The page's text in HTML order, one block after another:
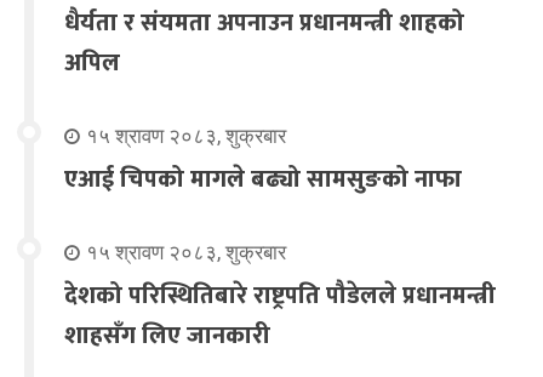
धैर्यता र संयमता अपनाउन प्रधानमन्त्री शाहको
अपिल
१५ श्रावण २०८३, शुक्रबार
एआई चिपको मागले बढ्यो सामसुङको नाफा
१५ श्रावण २०८३, शुक्रबार
देशको परिस्थितिबारे राष्ट्रपति पौडेलले प्रधानमन्त्री
शाहसँग लिए जानकारी